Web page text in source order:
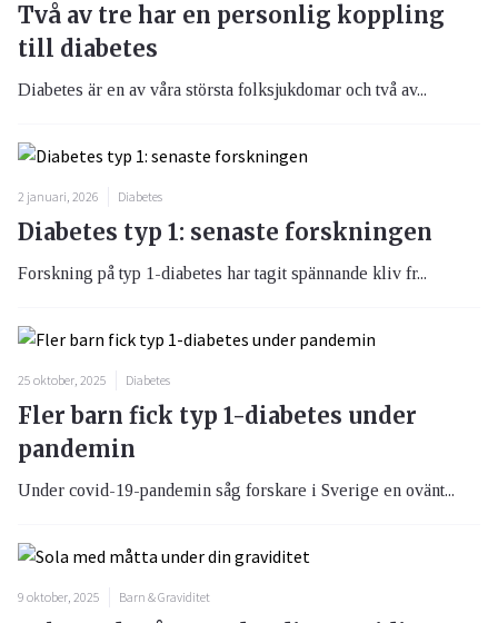
Två av tre har en personlig koppling
till diabetes
Diabetes är en av våra största folksjukdomar och två av...
2 januari, 2026 Diabetes
Diabetes typ 1: senaste forskningen
Forskning på typ 1-diabetes har tagit spännande kliv fr...
25 oktober, 2025 Diabetes
Fler barn fick typ 1-diabetes under
pandemin
Under covid-19-pandemin såg forskare i Sverige en ovänt...
9 oktober, 2025 Barn & Graviditet